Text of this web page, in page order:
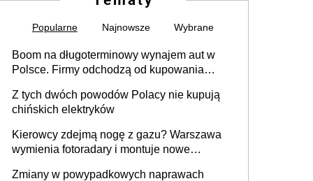
Popularne Najnowsze Wybrane
Boom na długoterminowy wynajem aut w
Polsce. Firmy odchodzą od kupowania
Z tych dwóch powodów Polacy nie kupują
chińskich elektryków
Kierowcy zdejmą nogę z gazu? Warszawa
wymienia fotoradary i montuje nowe
Zmiany w powypadkowych naprawach